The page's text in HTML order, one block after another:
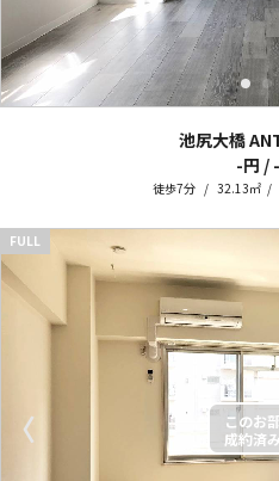
池尻大橋
-円 /
徒歩7分 32.13㎡
〈
FULL